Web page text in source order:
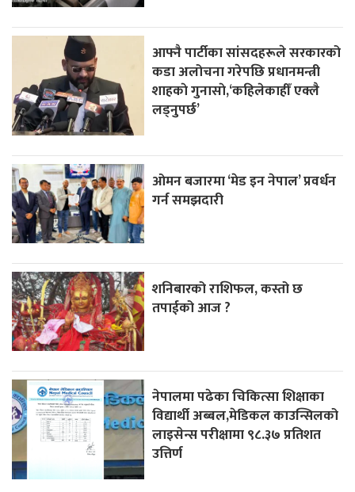
आफ्नै पार्टीका सांसदहरूले सरकारको
कडा अलोचना गरेपछि प्रधानमन्त्री
शाहकाे गुनासाे,‘कहिलेकाहीँ एक्लै
लड्नुपर्छ’
ओमन बजारमा ‘मेड इन नेपाल’ प्रवर्धन
गर्न समझदारी
शनिबारको राशिफल, कस्तो छ
तपाईको आज ?
नेपालमा पढेका चिकित्सा शिक्षाका
विद्यार्थी अब्बल,मेडिकल काउन्सिलको
लाइसेन्स परीक्षामा ९८.३७ प्रतिशत
उत्तिर्ण